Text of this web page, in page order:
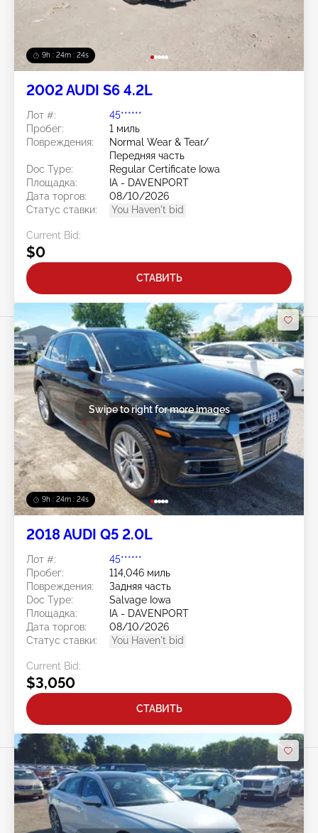
9h : 24m : 22s
2002 AUDI S6 4.2L
Лот #:
45******
Пробег:
1 миль
Повреждения:
Normal Wear & Tear/
Передняя часть
Doc Type:
Regular Certificate Iowa
Площадка:
IA - DAVENPORT
Дата торгов:
08/10/2026
Статус ставки:
You Haven't bid
Current Bid:
$0
СТАВИТЬ
9h : 24m : 22s
Swipe to right for more images
2018 AUDI Q5 2.0L
Лот #:
45******
Пробег:
114,046 миль
Повреждения:
Задняя часть
Doc Type:
Salvage Iowa
Площадка:
IA - DAVENPORT
Дата торгов:
08/10/2026
Статус ставки:
You Haven't bid
Current Bid:
$3,050
СТАВИТЬ